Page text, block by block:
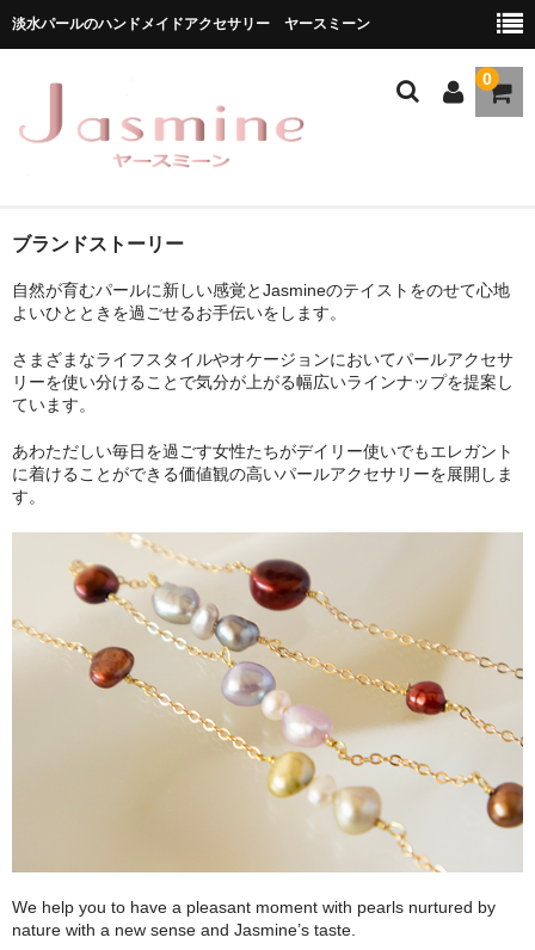
淡水パールのハンドメイドアクセサリー ヤースミーン
0
ホーム
商品一覧
ブランドストーリー
メディア掲載
お問い合わせ
ブランドストーリー
自然が育むパールに新しい感覚とJasmineのテイストをのせて心地
よいひとときを過ごせるお手伝いをします。
さまざまなライフスタイルやオケージョンにおいてパールアクセサ
リーを使い分けることで気分が上がる幅広いラインナップを提案し
ています。
あわただしい毎日を過ごす女性たちがデイリー使いでもエレガント
に着けることができる価値観の高いパールアクセサリーを展開しま
す。
We help you to have a pleasant moment with pearls nurtured by
nature with a new sense and Jasmine’s taste.